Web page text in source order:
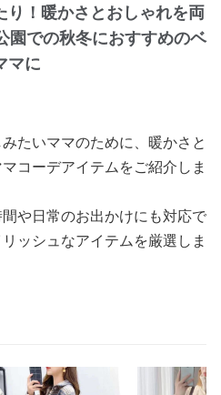
り！暖かさとおしゃれを両
園での秋冬におすすめのベ
マに
たいママのために、暖かさと
コーデアイテムをご紹介しま
や日常のお出かけにも対応で
ッシュなアイテムを厳選しま